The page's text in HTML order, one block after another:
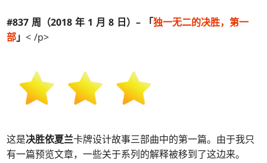
#837 周（2018 年 1 月 8 日）– 「独一无二的决胜，第一
部」< /p>
这是决胜依夏兰卡牌设计故事三部曲中的第一篇。由于我只
有一篇预览文章，一些关于系列的解释被移到了这边来。